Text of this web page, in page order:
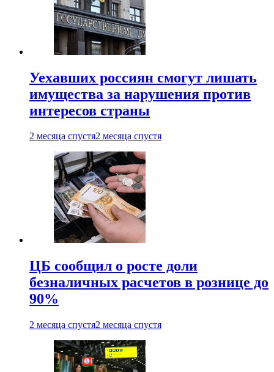
Уехавших россиян смогут лишать
имущества за нарушения против
интересов страны
2 месяца спустя2 месяца спустя
ЦБ сообщил о росте доли
безналичных расчетов в рознице до
90%
2 месяца спустя2 месяца спустя